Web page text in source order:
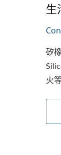
生
矽
火